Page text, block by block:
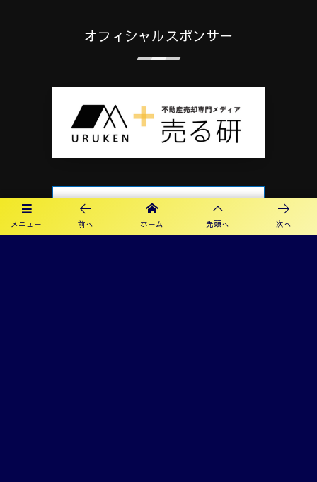
メニュー 前へ ホーム 先頭へ 次へ
オフィシャルスポンサー